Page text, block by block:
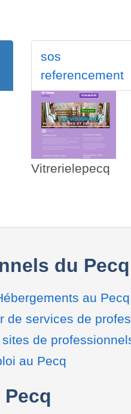
sos
referencement
Vitrerielepecq
du Pecq
au Pecq
de services de
de
au Pecq